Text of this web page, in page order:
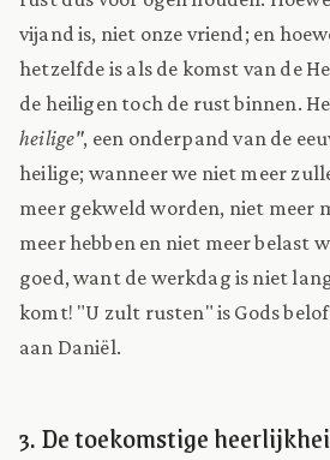
vijand is, niet onze vriend; en
hetzelfde is als de komst van de
de heiligen toch de rust binnen.
heilige", een onderpand van de
heilige; wanneer we niet meer
meer gekweld worden, niet meer
meer hebben en niet meer belast
goed, want de werkdag is niet
komt! "U zult rusten" is Gods
aan Daniël.
3. De toekomstige